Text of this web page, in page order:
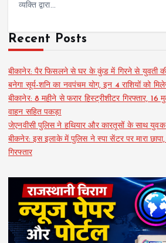
व्यक्ति द्वारा…
Recent Posts
बीकानेर: पैर फिसलने से घर के कुंड में गिरने से युवती
बनेगा सूर्य-शनि का नवपंचम योग, इन 4 राशियों को
बीकानेर: 8 महीने से फरार हिस्ट्रीशीटर गिरफ्तार, 16
वाहन सहित पकड़ा
जेएनवीसी पुलिस ने हथियार और कारतूसों के साथ युवक
बीकनेर: इस इलाके में पुलिस ने स्पा सेंटर पर मारा
गिरफ्तार